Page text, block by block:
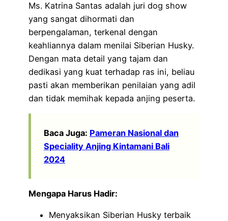
Ms. Katrina Santas adalah juri dog show
yang sangat dihormati dan
berpengalaman, terkenal dengan
keahliannya dalam menilai Siberian Husky.
Dengan mata detail yang tajam dan
dedikasi yang kuat terhadap ras ini, beliau
pasti akan memberikan penilaian yang adil
dan tidak memihak kepada anjing peserta.
Baca Juga: Pameran Nasional dan
Speciality Anjing Kintamani Bali
2024
Mengapa Harus Hadir:
Menyaksikan Siberian Husky terbaik